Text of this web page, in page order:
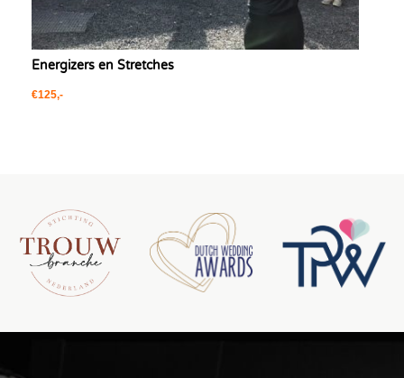
Energizers en Stretches
€125,-